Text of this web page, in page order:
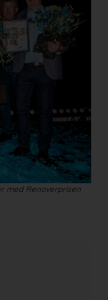
med Renoverprisen